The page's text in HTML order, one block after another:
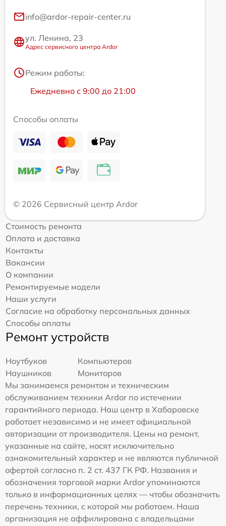
info@ardor-repair-center.ru
ул. Ленина, 23
Адрес сервисного центра Ardor
Режим работы:
Ежедневно с 9:00 до 21:00
Способы оплаты
© 2026 Сервисный центр Ardor
Стоимость ремонта
Оплата и доставка
Контакты
Вакансии
О компании
Ремонтируемые модели
Наши услуги
Согласие на обработку персональных данных
Способы оплаты
Ремонт устройств
Ноутбуков
Компьютеров
Наушников
Мониторов
Мы занимаемся ремонтом и техническим
обслуживанием техники Ardor по истечении
гарантийного периода. Наш центр в Хабаровске
работает независимо и не имеет официальной
авторизации от производителя. Цены на ремонт,
указанные на сайте, носят исключительно
ознакомительный характер и не являются публичной
офертой согласно п. 2 ст. 437 ГК РФ. Названия и
обозначения торговой марки Ardor упоминаются
только в информационных целях — чтобы обозначить
перечень техники, с которой мы работаем. Наша
организация не аффилирована с владельцами